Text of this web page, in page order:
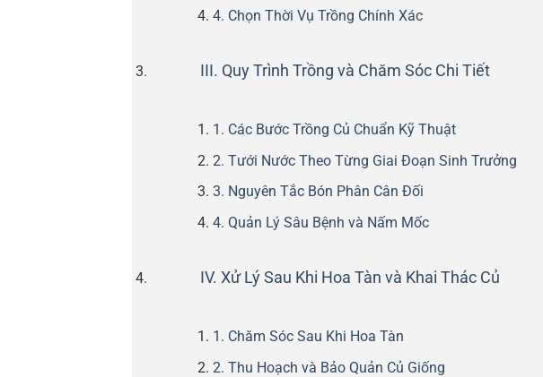
4. Chọn Thời Vụ Trồng Chính Xác
III. Quy Trình Trồng và Chăm Sóc Chi Tiết
1. Các Bước Trồng Củ Chuẩn Kỹ Thuật
2. Tưới Nước Theo Từng Giai Đoạn Sinh Trưởng
3. Nguyên Tắc Bón Phân Cân Đối
4. Quản Lý Sâu Bệnh và Nấm Mốc
IV. Xử Lý Sau Khi Hoa Tàn và Khai Thác Củ
1. Chăm Sóc Sau Khi Hoa Tàn
2. Thu Hoạch và Bảo Quản Củ Giống